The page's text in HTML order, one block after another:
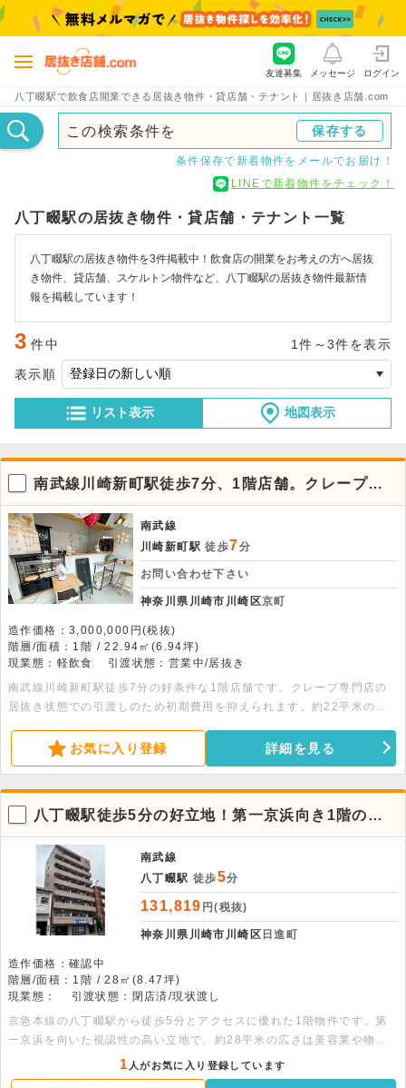
八丁畷駅で飲食店開業できる居抜き物件・貸店舗・テナント｜居抜き店舗.com
友達募集 メッセージ ログイン
この検索条件を 保存する
条件保存で新着物件をメールでお届け！
LINEで新着物件をチェック！
八丁畷駅の居抜き物件・貸店舗・テナント一覧
八丁畷駅の居抜き物件を3件掲載中！飲食店の開業をお考えの方へ居抜
き物件、貸店舗、スケルトン物件など、八丁畷駅の居抜き物件最新情
報を掲載しています！
3 件中 1件～3件を表示
リスト表示 地図表示
表示順
南武線川崎新町駅徒歩7分、1階店舗。クレープ店
居抜き。
南武線
川崎新町駅 徒歩7分
お問い合わせ下さい
神奈川県川崎市川崎区京町
造作価格：3,000,000円(税抜)
階層/面積：1階 / 22.94㎡(6.94坪)
現業態：軽飲食
引渡状態：営業中/居抜き
南武線川崎新町駅徒歩7分の好条件な1階店舗です。クレープ専門店の
居抜き状態での引渡しのため初期費用を抑えられます。約22平米の空
問い合わせください。
お気に入り登録 詳細を見る
八丁畷駅徒歩5分の好立地！第一京浜向き1階の貸
店舗事務所
南武線
八丁畷駅 徒歩5分
131,819 円(税抜)
神奈川県川崎市川崎区 日進町
造作価格：確認中
階層/面積：1階 / 28㎡(8.47坪)
現業態：
引渡状態：閉店済/現状渡し
京急本線の八丁畷駅から徒歩5分とアクセスに優れた1階物件です。第
一京浜を向いた視認性の高い立地で、約28平米の広さは美容業や物
販、事務所に最適です。現状引渡のため用途に合わせてお好みの内装に
仕上げられます。詳細につきましてはぜひお問い合わせください。
1 人がお気に入り登録しています